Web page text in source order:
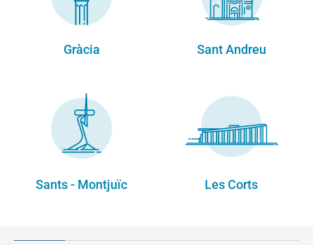
Gràcia Sant Andreu
Sants - Montjuïc Les Corts